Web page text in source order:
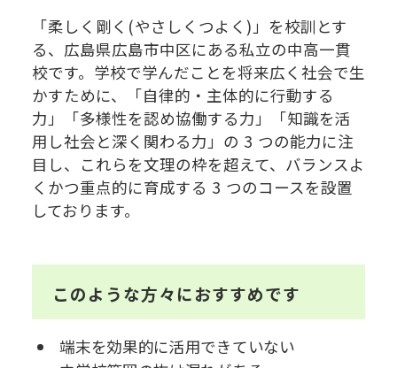
「柔しく剛く(やさしくつよく)」を校訓とす
る、広島県広島市中区にある私立の中高一貫
校です。学校で学んだことを将来広く社会で生
かすために、「自律的・主体的に行動する
力」「多様性を認め協働する力」「知識を活
用し社会と深く関わる力」の 3 つの能力に注
目し、これらを文理の枠を超えて、バランスよ
くかつ重点的に育成する 3 つのコースを設置
しております。
このような方々におすすめです
端末を効果的に活用できていない